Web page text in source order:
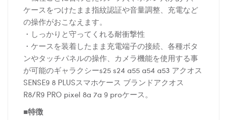
ケースをつけたまま指紋認証や音量調整、充電など
の操作がおこなえます。
・しっかりと守ってくれる耐衝撃性
・ケースを装着したまま充電端子の接続、各種ボタ
ンやタッチパネルの操作、カメラ機能を使用する事
が可能のギャラクシーs25 s24 a55 a54 a53 アクオス
SENSE9 8 PLUSスマホケース ブランドアクオス
R8/R9 PRO pixel 8a 7a 9 proケース。
■特徴